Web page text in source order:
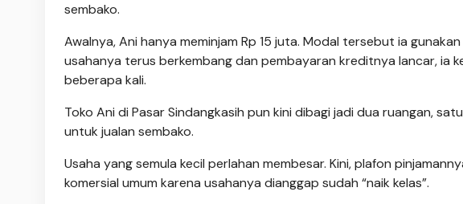
sembako.
Awalnya, Ani hanya meminjam Rp 15 juta. Modal tersebut ia
usahanya terus berkembang dan pembayaran kreditnya lancar, ia
beberapa kali.
Toko Ani di Pasar Sindangkasih pun kini dibagi jadi dua ruangan,
untuk jualan sembako.
Usaha yang semula kecil perlahan membesar. Kini, plafon
komersial umum karena usahanya dianggap sudah “naik kelas”.